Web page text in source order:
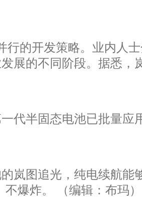
的开发策略。业内人士
展的不同阶段。据悉，
代半固态电池已批量应
岚图追光，纯电续航能
爆炸。 （编辑：布玛）